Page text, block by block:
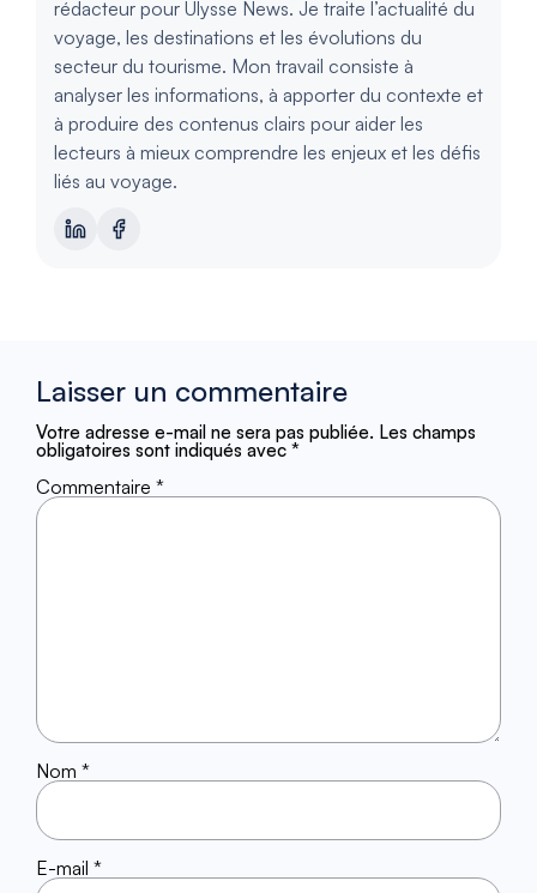
rédacteur pour Ulysse News. Je traite l’actualité du
voyage, les destinations et les évolutions du
secteur du tourisme. Mon travail consiste à
analyser les informations, à apporter du contexte et
à produire des contenus clairs pour aider les
lecteurs à mieux comprendre les enjeux et les défis
liés au voyage.
Laisser un commentaire
Votre adresse e-mail ne sera pas publiée. Les champs
obligatoires sont indiqués avec *
Commentaire *
Nom *
E-mail *